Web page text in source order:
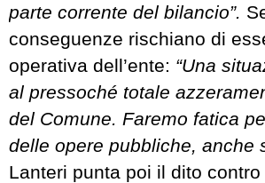
parte corrente del bilancio”.
conseguenze rischiano di
operativa dell’ente: “Una
al pressoché totale
del Comune. Faremo fatica
delle opere pubbliche, anche
Lanteri punta poi il dito